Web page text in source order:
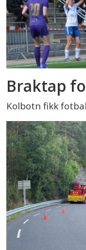
Braktap
Kolbotn fikk